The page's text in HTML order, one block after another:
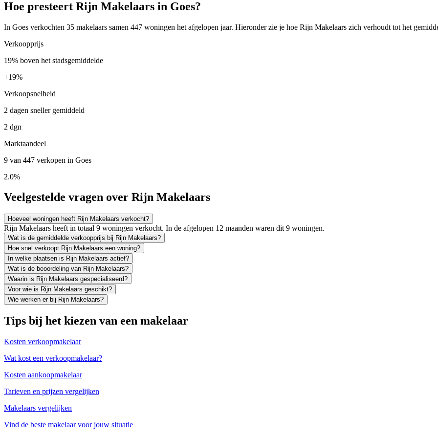
Hoe presteert Rijn Makelaars in Goes?
In Goes verkochten 35 makelaars samen 447 woningen het afgelopen jaar. Hieronder zie je hoe Rijn Makelaars zich verhoudt tot het
Verkoopprijs
19% boven het stadsgemiddelde
+19%
Verkoopsnelheid
2 dagen sneller gemiddeld
2 dgn
Marktaandeel
9 van 447 verkopen in Goes
2.0%
Veelgestelde vragen over Rijn Makelaars
Hoeveel woningen heeft Rijn Makelaars verkocht?
Rijn Makelaars heeft in totaal 9 woningen verkocht. In de afgelopen 12 maanden waren dit 9 woningen.
Wat is de gemiddelde verkoopprijs bij Rijn Makelaars?
Hoe snel verkoopt Rijn Makelaars een woning?
In welke plaatsen is Rijn Makelaars actief?
Wat is de beoordeling van Rijn Makelaars?
Waarin is Rijn Makelaars gespecialiseerd?
Voor wie is Rijn Makelaars geschikt?
Wie werken er bij Rijn Makelaars?
Tips bij het kiezen van een makelaar
Kosten verkoopmakelaar
Wat kost een verkoopmakelaar?
Kosten aankoopmakelaar
Tarieven en prijzen vergelijken
Makelaars vergelijken
Vind de beste makelaar voor jouw situatie